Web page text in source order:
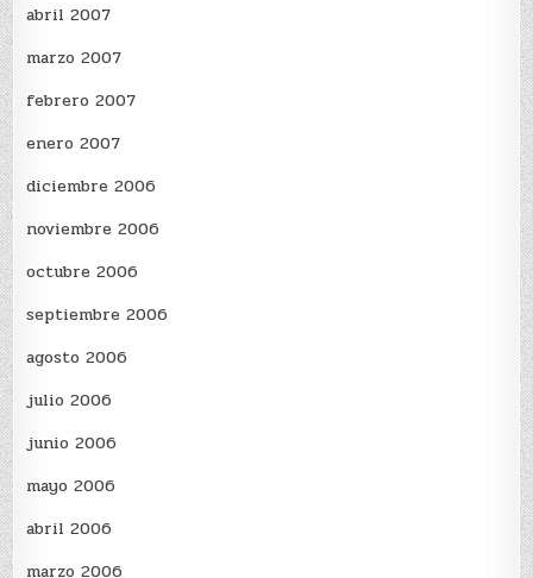
abril 2007
marzo 2007
febrero 2007
enero 2007
diciembre 2006
noviembre 2006
octubre 2006
septiembre 2006
agosto 2006
julio 2006
junio 2006
mayo 2006
abril 2006
marzo 2006